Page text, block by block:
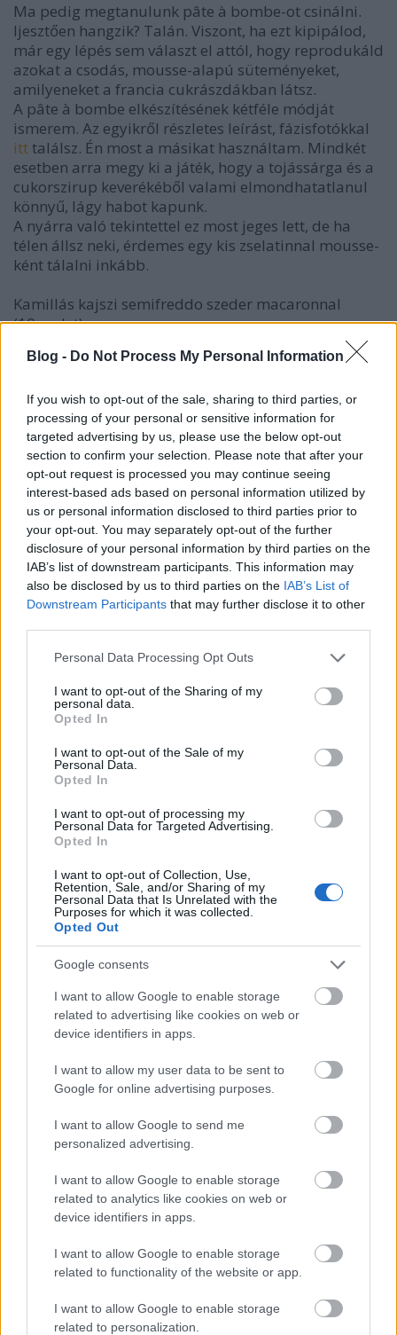
Blog - Do Not Process My Personal Information
If you wish to opt-out of the sale, sharing to third parties, or
processing of your personal or sensitive information for
targeted advertising by us, please use the below opt-out
section to confirm your selection. Please note that after your
opt-out request is processed you may continue seeing
interest-based ads based on personal information utilized by
us or personal information disclosed to third parties prior to
your opt-out. You may separately opt-out of the further
disclosure of your personal information by third parties on the
IAB’s list of downstream participants. This information may
also be disclosed by us to third parties on the IAB’s List of
Downstream Participants that may further disclose it to other
Please note that this website/app uses one or more Google
not limited to your visit or usage behaviour. You may click to
grant or deny consent to Google and its third-party tags to
use your data for below specified purposes in below Google
consent section.
Personal Data Processing Opt Outs
I want to opt-out of the Sharing of my
personal data.
Opted In
I want to opt-out of the Sale of my
Personal Data.
Opted In
I want to opt-out of processing my
Personal Data for Targeted Advertising.
Opted In
I want to opt-out of Collection, Use,
Retention, Sale, and/or Sharing of my
Personal Data that Is Unrelated with the
Purposes for which it was collected.
Opted Out
Google consents
I want to allow Google to enable storage
related to advertising like cookies on web or
device identifiers in apps.
I want to allow my user data to be sent to
Google for online advertising purposes.
I want to allow Google to send me
personalized advertising.
I want to allow Google to enable storage
related to analytics like cookies on web or
device identifiers in apps.
I want to allow Google to enable storage
related to functionality of the website or app.
I want to allow Google to enable storage
related to personalization.
Ma pedig megtanulunk pâte à bombe-ot csinálni.
Ijesztően hangzik? Talán. Viszont, ha ezt kipipálod,
már egy lépés sem választ el attól, hogy reprodukáld
azokat a csodás, mousse-alapú süteményeket,
amilyeneket a francia cukrászdákban látsz.
A pâte à bombe elkészítésének kétféle módját
ismerem. Az egyikről részletes leírást, fázisfotókkal
itt találsz. Én most a másikat használtam. Mindkét
esetben arra megy ki a játék, hogy a tojássárga és a
cukorszirup keverékéből valami elmondhatatlanul
könnyű, lágy habot kapunk.
A nyárra való tekintettel ez most jeges lett, de ha
télen állsz neki, érdemes egy kis zselatinnal mousse-
ként tálalni inkább.
Kamillás kajszi semifreddo szeder macaronnal
(10 szelet)
A macaronhoz:
használtam a szokásosPierre Herméhelyett.
A szederdzsemhez:
200 g szeder
30 g cukor
2 g pektin
Melegítsd fel a szedret egy kis lábosban 20 g
cukorral, turmixold le botmixerrel, passzírozd át, és
öntsd vissza a lábosba. Keverd hozzá a maradék
cukor és a pektin elegyét, forrald egy-két percig,
hogy besűrűsödjön. Ha kihűlt, töltsd be vele a
macaronokat.
500 g kajszibarack (kimagozva mérve)
75 g + 2-3 ek cukor
100 g tojássárga (kb. 5 db M-es, szalmonella ellen
kezelt tojásból)
400 g tejszín
1. Egy lábosban melegítsd fel a barackot a 2-3 ek
cukorral (én savanykásan szeretem, és csak 2-t
tettem bele) és egy kevés vízzel. Turmixold le, és
hagyd szoba-hőmérsékletűre hűlni.
2. Forrald fel a maradék cukrot 75 ml vízzel, add
hozzá a kamillát, fedd le, és hagyd így 10 percig.
Szűrd át.
3. Melegítsd a tojássárgákat a kamillás
cukorsziruppal vízgőz fölött, folyamatosan
kevergetve, 50 fokosra. Vedd le, és verj belőle
kemény habot, amíg ki nem hűl teljesen.
4. Verj lágy habot a tejszínből. Forgasd a
gyümölcspürét a tojássárgahabhoz, aztán óvatosan
keverd bele a tejszínhabot is. Töltsd meg vele félig a
macaronokat, majd fedd le a habbal. Fagyaszd ki, és
hidegen tálald.
Címkék:sárgabarack gluténmentes mousse
macaron
vállalkozó szelleműeknek